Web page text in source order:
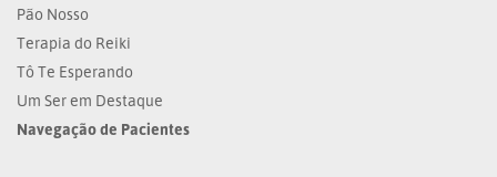
Pão Nosso
Terapia do Reiki
Tô Te Esperando
Um Ser em Destaque
Navegação de Pacientes